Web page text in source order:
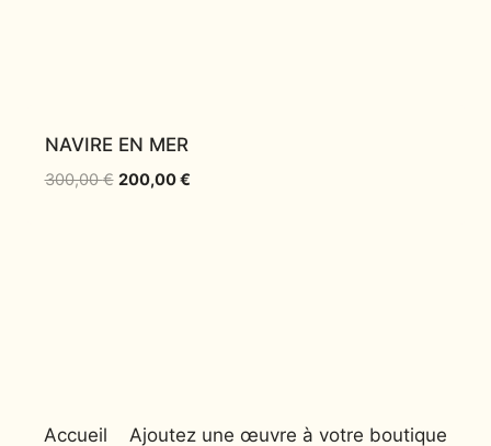
NAVIRE EN MER
300,00€ 200,00€
Accueil Ajoutez une œuvre à votre boutique